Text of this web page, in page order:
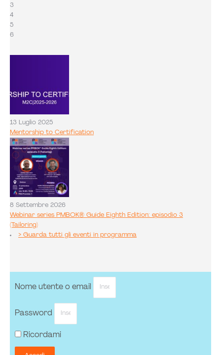
3
4
5
6
13 Luglio 2025
Mentorship to Certification
8 Settembre 2026
Webinar series PMBOK® Guide Eighth Edition: episodio 3
(Tailoring)
> Guarda tutti gli eventi in programma
Nome utente o email
Password
Ricordami